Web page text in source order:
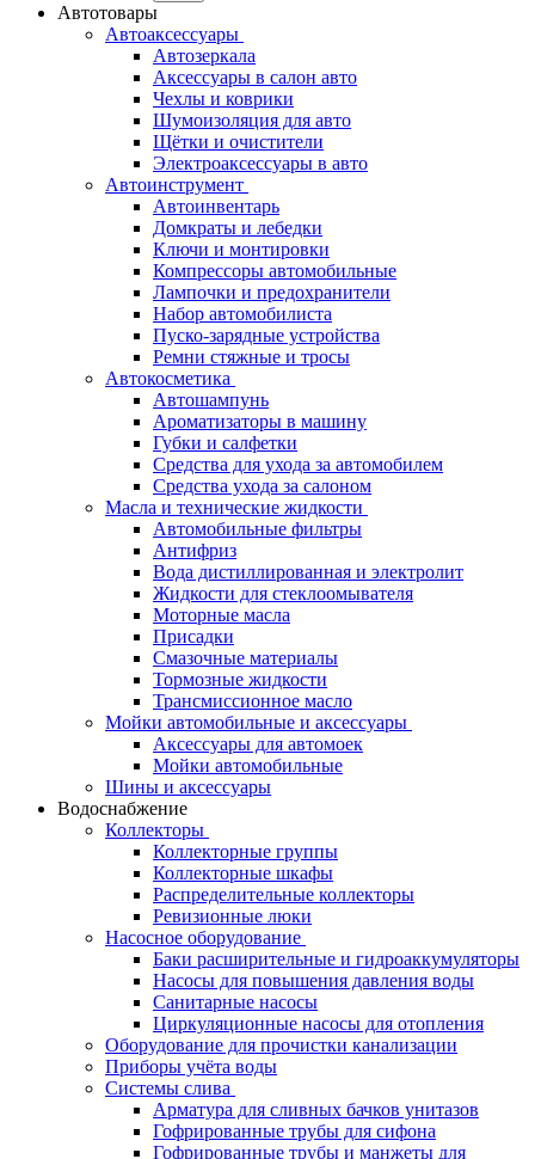
Автотовары
Автоаксессуары
Автозеркала
Аксессуары в салон авто
Чехлы и коврики
Шумоизоляция для авто
Щётки и очистители
Электроаксессуары в авто
Автоинструмент
Автоинвентарь
Домкраты и лебедки
Ключи и монтировки
Компрессоры автомобильные
Лампочки и предохранители
Набор автомобилиста
Пуско-зарядные устройства
Ремни стяжные и тросы
Автокосметика
Автошампунь
Ароматизаторы в машину
Губки и салфетки
Средства для ухода за автомобилем
Средства ухода за салоном
Масла и технические жидкости
Автомобильные фильтры
Антифриз
Вода дистиллированная и электролит
Жидкости для стеклоомывателя
Моторные масла
Присадки
Смазочные материалы
Тормозные жидкости
Трансмиссионное масло
Мойки автомобильные и аксессуары
Аксессуары для автомоек
Мойки автомобильные
Шины и аксессуары
Водоснабжение
Коллекторы
Коллекторные группы
Коллекторные шкафы
Распределительные коллекторы
Ревизионные люки
Насосное оборудование
Баки расширительные и гидроаккумуляторы
Насосы для повышения давления воды
Санитарные насосы
Циркуляционные насосы для отопления
Оборудование для прочистки канализации
Приборы учёта воды
Системы слива
Арматура для сливных бачков унитазов
Гофрированные трубы для сифона
Гофрированные трубы и манжеты для